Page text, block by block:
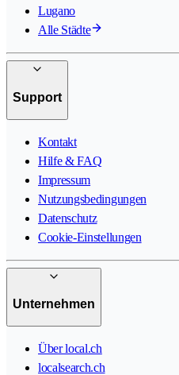
Lugano
Alle Städte
Support
Kontakt
Hilfe & FAQ
Impressum
Nutzungsbedingungen
Datenschutz
Cookie-Einstellungen
Unternehmen
Über local.ch
localsearch.ch